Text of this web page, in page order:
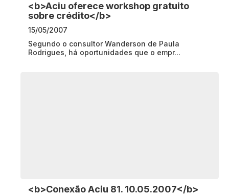
<b>Aciu oferece workshop gratuito
sobre crédito</b>
15/05/2007
Segundo o consultor Wanderson de Paula
Rodrigues, há oportunidades que o empr...
<b>Conexão Aciu 81. 10.05.2007</b>